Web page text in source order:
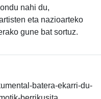
nahi du,
eta nazioarteko
gune bat sortuz.